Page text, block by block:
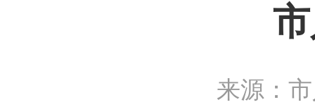
来源：